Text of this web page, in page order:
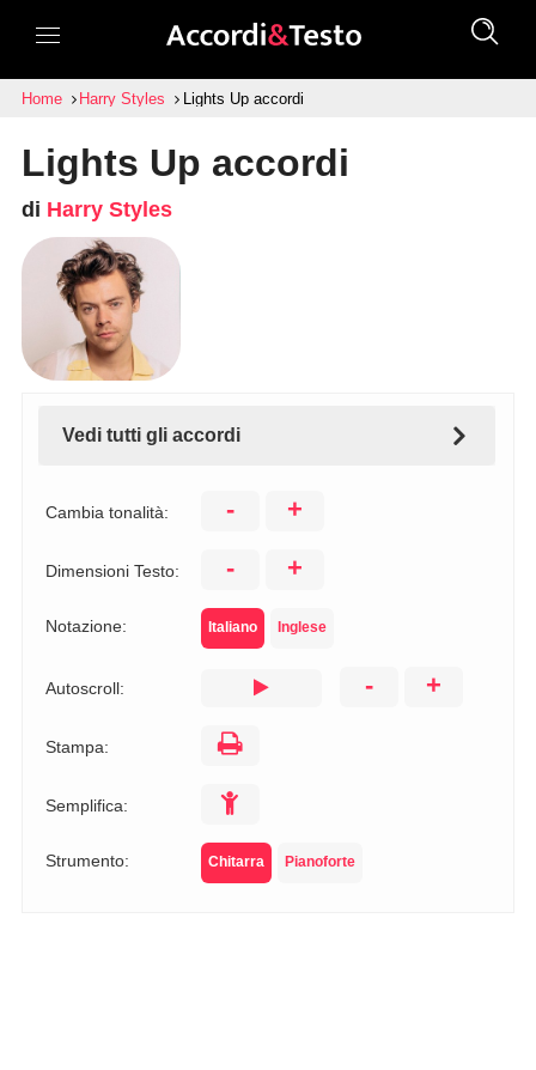
Home Harry Styles Lights Up accordi
Lights Up accordi
di Harry Styles
Vedi tutti gli accordi
Cambia tonalità: - +
Dimensioni Testo: - +
Notazione: Italiano Inglese
Autoscroll: - +
Stampa:
Semplifica:
Strumento: Chitarra Pianoforte